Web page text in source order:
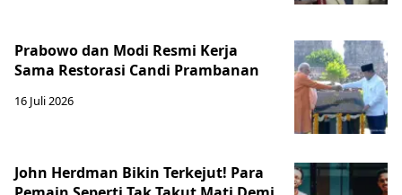
Prabowo dan Modi Resmi Kerja
Sama Restorasi Candi Prambanan
16 Juli 2026
John Herdman Bikin Terkejut! Para